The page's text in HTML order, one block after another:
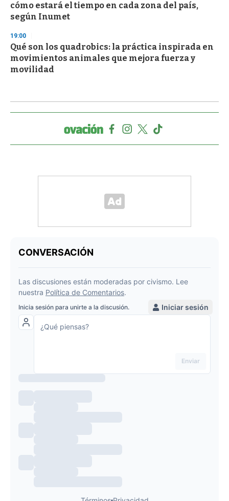
cómo estará el tiempo en cada zona del país,
según Inumet
19:00
Qué son los quadrobics: la práctica inspirada en
movimientos animales que mejora fuerza y
movilidad